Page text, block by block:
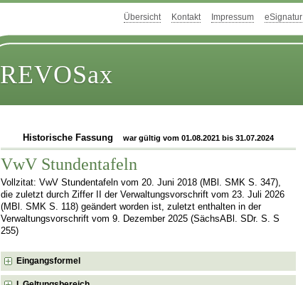
Übersicht Kontakt Impressum eSignatur
REVOSax
Historische Fassung war gültig vom 01.08.2021 bis 31.07.2024
VwV Stundentafeln
Vollzitat: VwV Stundentafeln vom 20. Juni 2018 (MBl. SMK S. 347),
die zuletzt durch Ziffer II der Verwaltungsvorschrift vom 23. Juli 2026
(MBl. SMK S. 118) geändert worden ist, zuletzt enthalten in der
Verwaltungsvorschrift vom 9. Dezember 2025 (SächsABl. SDr. S. S
255)
Eingangsformel